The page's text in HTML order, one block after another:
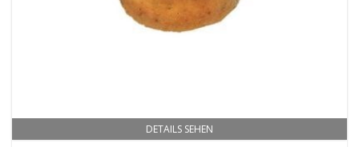
DETAILS SEHEN